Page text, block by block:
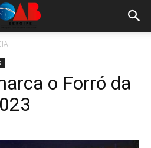
o Forró da